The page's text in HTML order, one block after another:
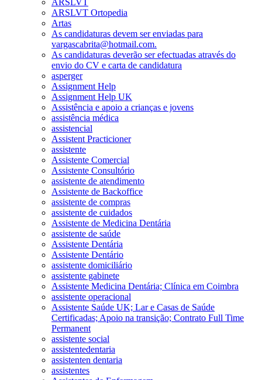
ARSLVT Ortopedia
Artas
As candidaturas devem ser enviadas para
vargascabrita@hotmail.com.
As candidaturas deverão ser efectuadas através do
envio do CV e carta de candidatura
asperger
Assignment Help
Assignment Help UK
Assistência e apoio a crianças e jovens
assistência médica
assistencial
Assistent Practicioner
assistente
Assistente Comercial
Assistente Consultório
assistente de atendimento
Assistente de Backoffice
assistente de compras
assistente de cuidados
Assistente de Medicina Dentária
assistente de saúde
Assistente Dentária
Assistente Dentário
assistente domiciliário
assistente gabinete
Assistente Medicina Dentária; Clínica em Coimbra
assistente operacional
Assistente Saúde UK; Lar e Casas de Saúde
Certificadas; Apoio na transição; Contrato Full Time
Permanent
assistente social
assistentedentaria
assistenten dentaria
assistentes